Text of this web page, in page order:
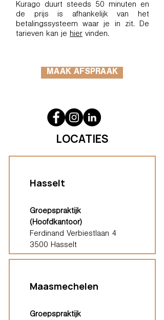
Kurago duurt steeds 50 minuten en
de prijs is afhankelijk van het
betalingssysteem waar je in zit. De
tarieven kan je hier vinden.
MAAK AFSPRAAK
LOCATIES
Hasselt
Groepspraktijk
(Hoofdkantoor)
Ferdinand Verbiestlaan 4
3500 Hasselt
Maasmechelen
Groepspraktijk